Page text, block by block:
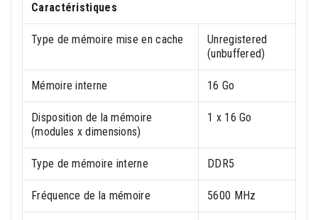
Caractéristiques
Type de mémoire mise en cache
Unregistered
(unbuffered)
Mémoire interne 16 Go
Disposition de la mémoire
(modules x dimensions)
1 x 16 Go
Type de mémoire interne DDR5
Fréquence de la mémoire 5600 MHz